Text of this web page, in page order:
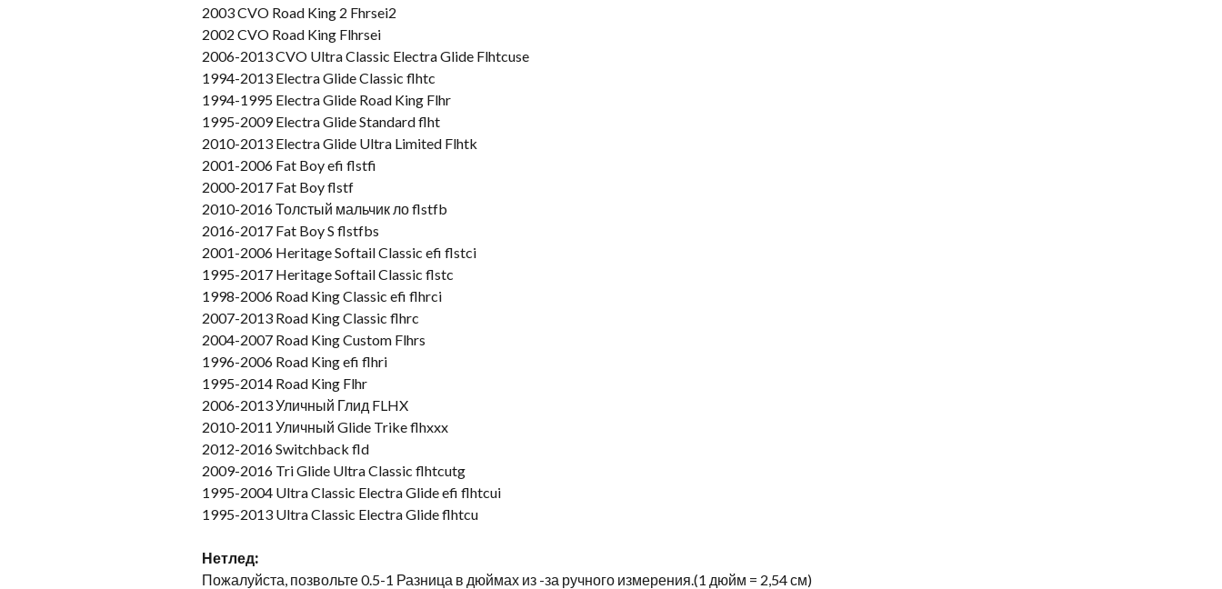
2003 CVO Road King 2 Fhrsei2
2002 CVO Road King Flhrsei
2006-2013 CVO Ultra Classic Electra Glide Flhtcuse
1994-2013 Electra Glide Classic flhtc
1994-1995 Electra Glide Road King Flhr
1995-2009 Electra Glide Standard flht
2010-2013 Electra Glide Ultra Limited Flhtk
2001-2006 Fat Boy efi flstfi
2000-2017 Fat Boy flstf
2010-2016 Толстый мальчик ло flstfb
2016-2017 Fat Boy S flstfbs
2001-2006 Heritage Softail Classic efi flstci
1995-2017 Heritage Softail Classic flstc
1998-2006 Road King Classic efi flhrci
2007-2013 Road King Classic flhrc
2004-2007 Road King Custom Flhrs
1996-2006 Road King efi flhri
1995-2014 Road King Flhr
2006-2013 Уличный Глид FLHX
2010-2011 Уличный Glide Trike flhxxx
2012-2016 Switchback fld
2009-2016 Tri Glide Ultra Classic flhtcutg
1995-2004 Ultra Classic Electra Glide efi flhtcui
1995-2013 Ultra Classic Electra Glide flhtcu
Нетлед:
Пожалуйста, позвольте 0.5-1 Разница в дюймах из -за ручного измерения.(1 дюйм = 2,54 см)